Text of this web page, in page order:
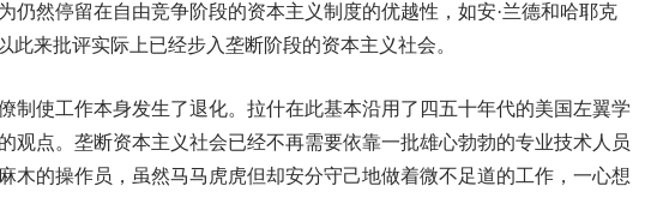
仍然停留在自由竞争阶段的资本主义制度的优越性，如安·兰德和哈耶克
此来批评实际上已经步入垄断阶段的资本主义社会。
制使工作本身发生了退化。拉什在此基本沿用了四五十年代的美国左翼学
观点。垄断资本主义社会已经不再需要依靠一批雄心勃勃的专业技术人员
木的操作员，虽然马马虎虎但却安分守己地做着微不足道的工作，一心想